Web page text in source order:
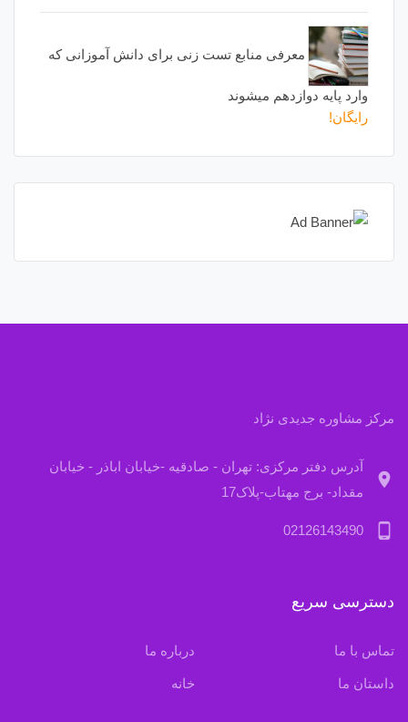
معرفی منابع تست زنی برای دانش آموزانی که
وارد پایه دوازدهم میشوند
رایگان!
مرکز مشاوره جدیدی نژاد
location_on
آدرس دفتر مرکزی: تهران - صادقیه -خیابان اباذر - خیابان
مقداد- برج مهتاب-پلاک17
phone_android
02126143490
دسترسی سریع
تماس با ما درباره ما
داستان ما خانه